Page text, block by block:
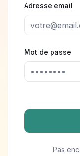
Adresse email
Mot de passe
Pas